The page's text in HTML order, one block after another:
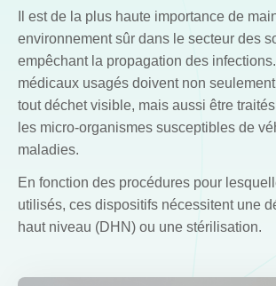
Il est de la plus haute importance de
environnement sûr dans le secteur des
empêchant la propagation des
médicaux usagés doivent non
tout déchet visible, mais aussi être
les micro-organismes susceptibles de
maladies.
En fonction des procédures pour
utilisés, ces dispositifs nécessitent une
haut niveau (DHN) ou une stérilisation.